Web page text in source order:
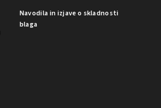
Navodila in izjave o skladnosti
blaga